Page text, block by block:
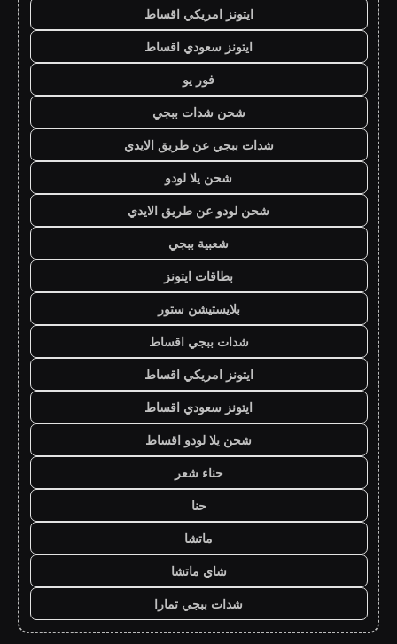
ايتونز امريكي اقساط
ايتونز سعودي اقساط
فور يو
شحن شدات ببجي
شدات ببجي عن طريق الايدي
شحن يلا لودو
شحن لودو عن طريق الايدي
شعبية ببجي
بطاقات ايتونز
بلايستيشن ستور
شدات ببجي اقساط
ايتونز امريكي اقساط
ايتونز سعودي اقساط
شحن يلا لودو اقساط
حناء شعر
حنا
ماتشا
شاي ماتشا
شدات ببجي تمارا